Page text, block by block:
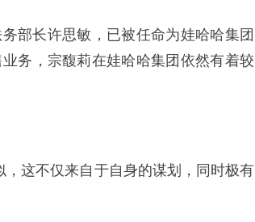
部长许思敏，已被任命为娃哈哈集团
务，宗馥莉在娃哈哈集团依然有着较
，这不仅来自于自身的谋划，同时极有